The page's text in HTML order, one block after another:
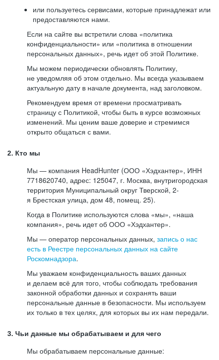
или пользуетесь сервисами, которые принадлежат или
предоставляются нами.
Если на сайте вы встретили слова «политика
конфиденциальности» или «политика в отношении
персональных данных», речь идет об этой Политике.
Мы можем периодически обновлять Политику,
не уведомляя об этом отдельно. Мы всегда указываем
актуальную дату в начале документа, над заголовком.
Рекомендуем время от времени просматривать
страницу с Политикой, чтобы быть в курсе возможных
изменений. Мы ценим ваше доверие и стремимся
открыто общаться с вами.
2. Кто мы
Мы — компания HeadHunter (ООО «Хэдхантер», ИНН
7718620740, адрес: 125047, г. Москва, внутригородская
территория Муниципальный округ Тверской, 2-
я Брестская улица, дом 48, помещ. 25).
Когда в Политике используются слова «мы», «наша
компания», речь идет об ООО «Хэдхантер».
Мы — оператор персональных данных, запись о нас
есть в Реестре персональных данных на сайте
Роскомнадзора.
Мы уважаем конфиденциальность ваших данных
и делаем всё для того, чтобы соблюдать требования
законной обработки данных и сохранять ваши
персональные данные в безопасности. Мы используем
их только в тех целях, для которых вы их нам передали.
3. Чьи данные мы обрабатываем и для чего
Мы обрабатываем персональные данные: